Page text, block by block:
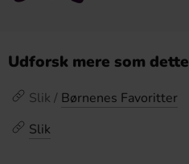
Udforsk mere som dette
Slik / Børnenes Favoritter
Slik